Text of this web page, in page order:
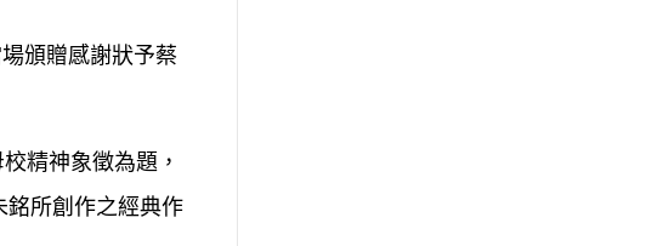
頒贈感謝狀予蔡
精神象徵為題，
銘所創作之經典作